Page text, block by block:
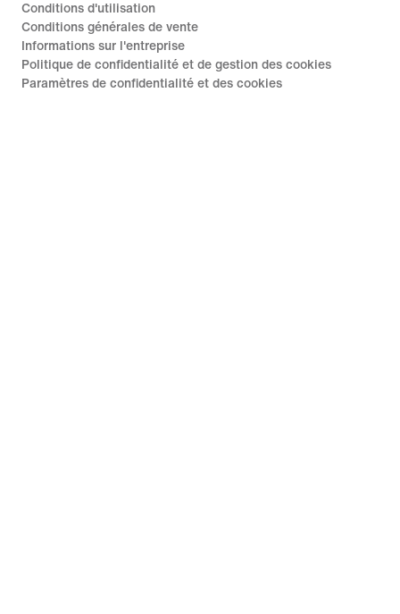
Conditions d'utilisation
Conditions générales de vente
Informations sur l'entreprise
Politique de confidentialité et de gestion des cookies
Paramètres de confidentialité et des cookies